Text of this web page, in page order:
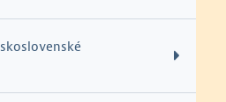
letech 20. století
socialismu